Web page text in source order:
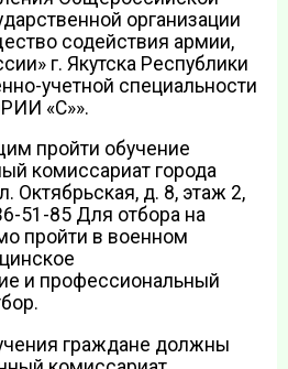
организации
содействия армии,
г. Якутска Республики
учетной специальности
«С»».
пройти обучение
комиссариат города
Октябрьская, д. 8, этаж 2,
51-85 Для отбора на
пройти в военном
и профессиональный
граждане должны